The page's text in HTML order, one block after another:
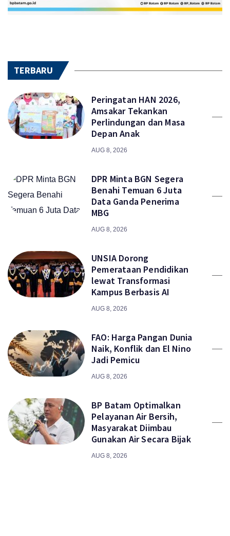
TERBARU
Peringatan HAN 2026,
Amsakar Tekankan
Perlindungan dan Masa
Depan Anak
AUG 8, 2026
DPR Minta BGN Segera
Benahi Temuan 6 Juta
Data Ganda Penerima
MBG
AUG 8, 2026
UNSIA Dorong
Pemerataan Pendidikan
lewat Transformasi
Kampus Berbasis AI
AUG 8, 2026
FAO: Harga Pangan Dunia
Naik, Konflik dan El Nino
Jadi Pemicu
AUG 8, 2026
BP Batam Optimalkan
Pelayanan Air Bersih,
Masyarakat Diimbau
Gunakan Air Secara Bijak
AUG 8, 2026